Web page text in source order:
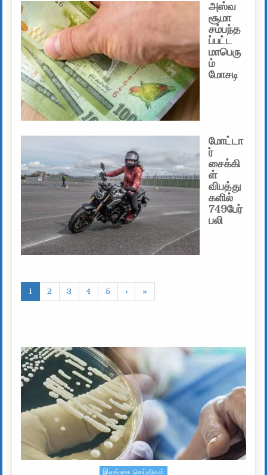
அஸ்வ
சூமா
சம்பந்த
ப்பட்ட
மாபெரு
ம்
மோசடி
மோட்டா
ர்
சைக்கி
ள்
விபத்து
களில்
749பேர்
பலி
1 2 3 4 5 › »
Posted in
இலங்கை செய்திகள்